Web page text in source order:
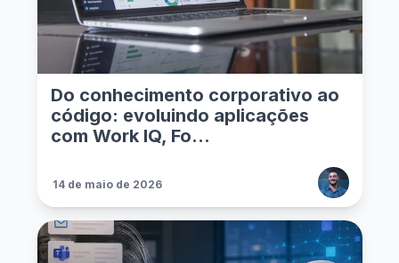
Do conhecimento corporativo ao
código: evoluindo aplicações
com Work IQ, Fo...
14 de maio de 2026